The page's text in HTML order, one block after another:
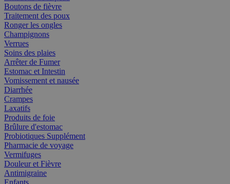
Boutons de fièvre
Traitement des poux
Ronger les ongles
Champignons
Verrues
Soins des plaies
Arrêter de Fumer
Estomac et Intestin
Vomissement et nausée
Diarrhée
Crampes
Laxatifs
Produits de foie
Brûlure d'estomac
Probiotiques Supplément
Pharmacie de voyage
Vermifuges
Douleur et Fièvre
Antimigraine